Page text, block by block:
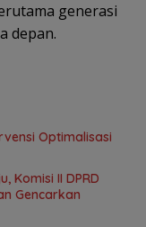
generasi
depan.
Optimalisasi
Komisi II DPRD
Gencarkan